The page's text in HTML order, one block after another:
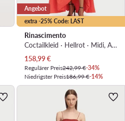
extra -25% Code: LAST
Angebot
Rinascimento
Coctailkleid · Hellrot · Midi, Asymmetrisch
Aktueller Preis
158,99€
Regulärer Preis242,99 €-34%
Niedrigster Preis186,99 €-14%